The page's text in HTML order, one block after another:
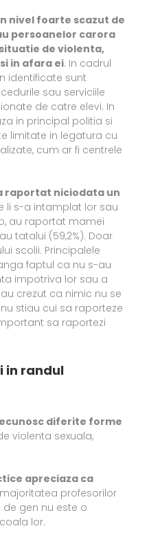
nivel foarte scazut de
persoanelor carora
de violenta,
in afara ei. In cadrul
identificate sunt
sau serviciile
de catre elevi. In
in principal politia si
limitate in legatura cu
cum ar fi centrele
raportat niciodata un
li s-a intamplat lor sau
au raportat mamei
tatalui (59,2%). Doar
scolii. Principalele
faptul ca nu s-au
impotriva lor sau a
crezut ca nimic nu se
stiau cui sa raporteze
sa raportezi
in randul
diferite forme
violenta sexuala,
apreciaza ca
majoritatea profesorilor
gen nu este o
lor.